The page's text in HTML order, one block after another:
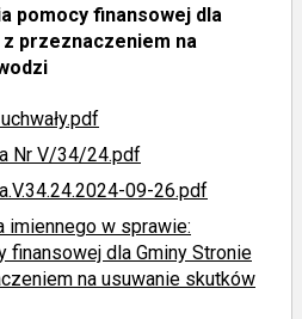
pomocy finansowej dla
przeznaczeniem na
Nr V/34/24.pdf
09-26.pdf
imiennego w sprawie:
finansowej dla Gminy Stronie
na usuwanie skutków